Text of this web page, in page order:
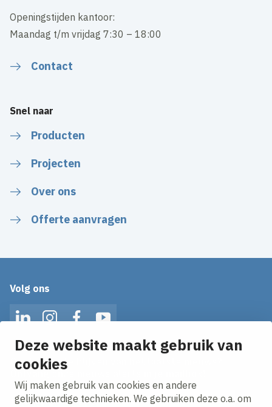
Deze website maakt gebruik van
cookies
Wij maken gebruik van cookies en andere
gelijkwaardige technieken. We gebruiken deze o.a. om
Openingstijden kantoor:
Maandag t/m vrijdag 7:30 – 18:00
Contact
Snel naar
Producten
Projecten
Over ons
Offerte aanvragen
Volg ons
Op de hoogte blijven van het laatste nieuws?
E-mailadres